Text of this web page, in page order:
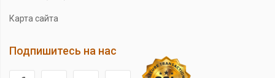
Карта сайта
Подпишитесь на нас